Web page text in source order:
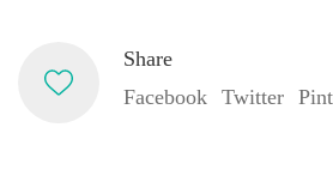
Share
Facebook Twitter